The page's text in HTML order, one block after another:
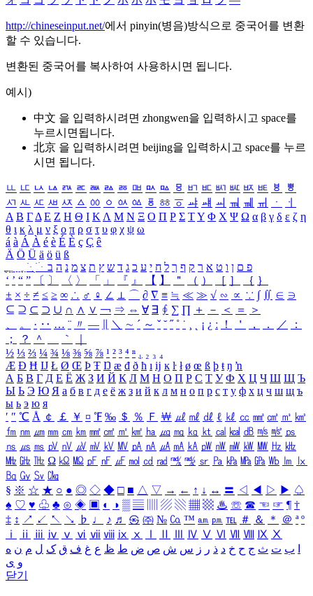
http://chineseinput.net/에서 pinyin(병음)방식으로 중국어를 변환
할 수 있습니다.
변환된 중국어를 복사하여 사용하시면 됩니다.
예시)
中文 을 입력하시려면 zhongwen을 입력하시고 space를
누르시면됩니다.
北京 을 입력하시려면 beijing을 입력하시고 space를 누르
시면 됩니다.
ㅥ ㅦ ㅧ ㅨ ㅩ ㅪ ㅫ ㅬ ㅭ ㅮ ㅯ ㅰ ㅱ ㅲ ㅳ ㅴ ㅵ ㅶ ㅷ ㅸ
ㅹ
ㅺ ㅻ ㅼ ㅽ ㅾ ㅿ ㆀ ㆁ ㆂ ㆃ ㆄ ㆅ ㆆ ㆇ ㆈ ㆉ ㆊ ㆋ ㆌ ㆍ
ㆎ
Α Β ΓΔ Ε Ζ Η Θ Ι ΚΛ Μ Ν Ξ Ο Π Ρ Σ ΤΥ Φ Χ Ψ Ω α β γ δ ε ζ η
θ ι κ λ μ ν ξ ο π ρ σ τ υ φ χ ψ ω
á à Á À é è É È ç Ç ê
Ä Ö Ü ä ö ü ß
ִֶֹ ֻּ ׁׂ פ ם ן ו ט א ר ק ף ך ל ח י ע כ ג ד ש ץ ת צ מ נ ה ב
‘ ’ “ ” 〔 〕 〈 〉 「 」 『 』 【 】 ＂ （ ） ［ ］ ｛ ｝
± × ÷ ≠ ≤ ≥ ∞ ∴ ♂ ♀ ∠ ⊥ ⌒ ∂ ∇ ≡ ≒ ≪ ≫ √ ∽ ∝ ∵ ∫ ∬ ∈ ∋
⊆ ⊇ ⊂ ⊃ ∪ ∩ ∧ ∨ ￢ ⇒ ⇔ ∀ ∃ ∮ ∑ ∏ ＋ － ＜ ＝
＞
、
。 · ‥ … ¨ 〃 ― ＼ ∼ ´ ～ ˇ ˘ ˝ ˚ ˙ ¸ ¡ ¿ ː ！ ＇ ， ． ／
：
；
？ ＾ ｀
½ ⅓ ⅔ ¼ ¾ ⅛ ⅜ ⅝ ⅞ ¹ ² ³ ⁴ ⁿ ₁ ₂ ₃ ₄
Æ Ð Ħ Ĳ Ł Ø Œ Þ Ŧ Ŋ æ đ ð ħ ı ĳ ĸ ŀ ł ø œ ß þ ŧ ŋ ŉ
А Б В Г Д Е Ё Ж З И Й К Л М Н О П Р С Т У Ф Х Ц Ч Ш Щ Ъ
Ы Ь Э Ю Я а б в г д е ё ж з и й к л м н о п р с т у ф х ц ч ш щ ъ
ы ь э ю я
′ ″ ℃ Å ￠ ￡ ￥ ¤ ℉ ‰ ＄ ％ Ｆ ￦ ㎕ ㎖ ㎗ ℓ ㎘ ㏄ ㎣ ㎤ ㎥ ㎦
㎙ ㎚ ㎛ ㎜ ㎝ ㎞ ㎟ ㎠ ㎡ ㎢ ㏊ ㎍ ㎎ ㎏ ㏏ ㎈ ㎉ ㏈ ㎧ ㎨ ㎰
㎱ ㎲ ㎳ ㎴ ㎵ ㎶ ㎷ ㎸ ㎹ ㎀ ㎁ ㎂ ㎃ ㎄ ㎺ ㎻ ㎽ ㎾ ㎿ ㎐ ㎑
㎒ ㎓ ㎔ Ω ㏀ ㏁ ㎊ ㎋ ㎌ ㏖ ㏅ ㎭ ㎮ ㎯ ㏛ ㎩ ㎪ ㎫ ㎬ ㏝ ㏐
㏓
㏃ ㏉ ㏜ ㏆
§ ※ ☆ ★ ○ ● ◎ ◇ ◆ □ ■ △ ▽ → ← ↑ ↓ ↔ 〓 ◁ ◀ ▷ ▶ ♤
♠ ♡ ♥ ♧ ♣ ⊙ ◈ ▣ ◐ ◑ ▒ ▤ ▨ ▧ ▦ ▩ ♨ ☏ ☎ ☜ ☞ ¶ †
‡ ↕ ↗ ↙ ↖ ↘ ♭ ♩ ♪ ♬ ㉿ ㈜ № ㏇ ™ ㏂ ㏘ ℡ ＃ ＆ ＊ ＠ ª º
ⅰ
ⅱ ⅲ ⅳ ⅴ ⅵ ⅶ ⅷ ⅸ ⅹ Ⅳ Ⅴ Ⅵ Ⅶ Ⅷ Ⅸ Ⅹ
ب ت ث ج ح خ د ذ ر ز س ش ص ض ط ظ ع غ ف ق ک ل م ن ه
و ی
닫기